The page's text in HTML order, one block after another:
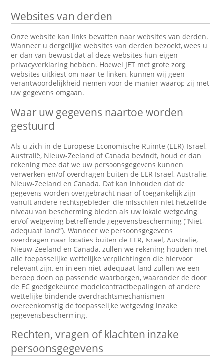
Websites van derden
Onze website kan links bevatten naar websites van derden.
Wanneer u dergelijke websites van derden bezoekt, wees u
er dan van bewust dat al deze websites hun eigen
privacyverklaring hebben. Hoewel JET met grote zorg
websites uitkiest om naar te linken, kunnen wij geen
verantwoordelijkheid nemen voor de manier waarop zij met
uw gegevens omgaan.
Waar uw gegevens naartoe worden
gestuurd
Als u zich in de Europese Economische Ruimte (EER), Israël,
Australië, Nieuw-Zeeland of Canada bevindt, houd er dan
rekening mee dat we uw persoonsgegevens kunnen
verwerken en/of overdragen buiten de EER Israël, Australië,
Nieuw-Zeeland en Canada. Dat kan inhouden dat de
gegevens worden overgebracht naar of toegankelijk zijn
vanuit andere rechtsgebieden die misschien niet hetzelfde
niveau van bescherming bieden als uw lokale wetgeving
en/of wetgeving betreffende gegevensbescherming (“Niet-
adequaat land”). Wanneer we persoonsgegevens
overdragen naar locaties buiten de EER, Israël, Australië,
Nieuw-Zeeland en Canada, zullen we rekening houden met
alle toepasselijke wettelijke verplichtingen die hiervoor
relevant zijn, en in een niet-adequaat land zullen we een
beroep doen op passende waarborgen, waaronder de door
de EC goedgekeurde modelcontractbepalingen of andere
wettelijke bindende overdrachtsmechanismen
overeenkomstig de toepasselijke wetgeving inzake
gegevensbescherming.
Rechten, vragen of klachten inzake
persoonsgegevens